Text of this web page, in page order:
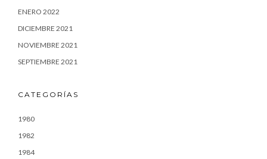
ENERO 2022
DICIEMBRE 2021
NOVIEMBRE 2021
SEPTIEMBRE 2021
CATEGORÍAS
1980
1982
1984